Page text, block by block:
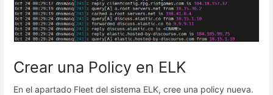
Crear una Policy en ELK
En el apartado Fleet del sistema ELK, cree una policy nueva.